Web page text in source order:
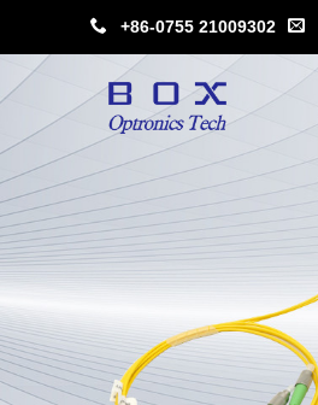
+86-0755 21009302